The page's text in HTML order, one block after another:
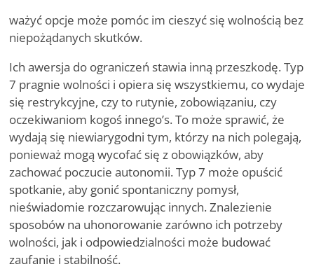
ważyć opcje może pomóc im cieszyć się wolnością bez
niepożądanych skutków.
Ich awersja do ograniczeń stawia inną przeszkodę. Typ
7 pragnie wolności i opiera się wszystkiemu, co wydaje
się restrykcyjne, czy to rutynie, zobowiązaniu, czy
oczekiwaniom kogoś innego’s. To może sprawić, że
wydają się niewiarygodni tym, którzy na nich polegają,
ponieważ mogą wycofać się z obowiązków, aby
zachować poczucie autonomii. Typ 7 może opuścić
spotkanie, aby gonić spontaniczny pomysł,
nieświadomie rozczarowując innych. Znalezienie
sposobów na uhonorowanie zarówno ich potrzeby
wolności, jak i odpowiedzialności może budować
zaufanie i stabilność.